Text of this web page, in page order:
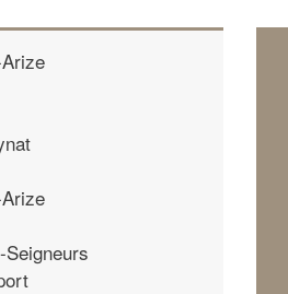
Seigneurs